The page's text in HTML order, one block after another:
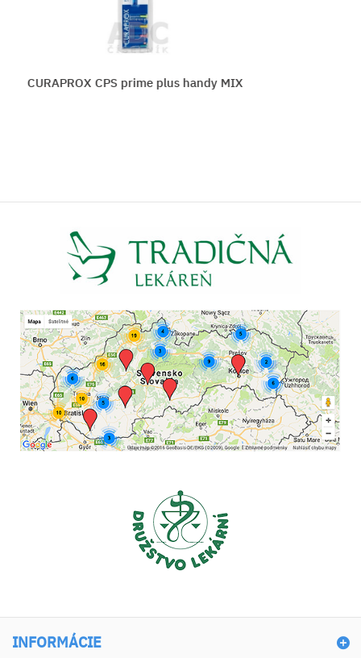
CPS prime plus handy MIX
INFORMÁCIE